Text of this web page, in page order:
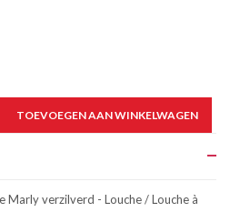
TOEVOEGEN AAN WINKELWAGEN
Marly verzilverd - Louche / Louche à